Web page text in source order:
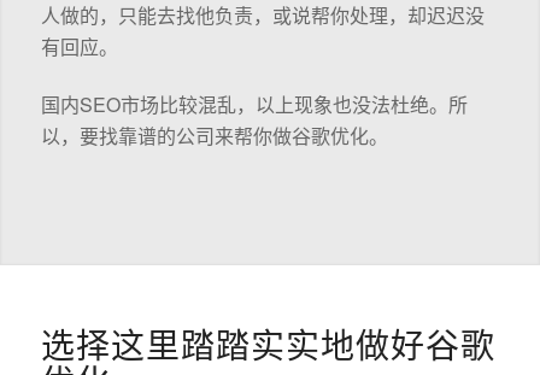
人做的，只能去找他负责，或说帮你处理，却迟迟没
有回应。
国内SEO市场比较混乱，以上现象也没法杜绝。所
以，要找靠谱的公司来帮你做谷歌优化。
选择这里踏踏实实地做好谷歌